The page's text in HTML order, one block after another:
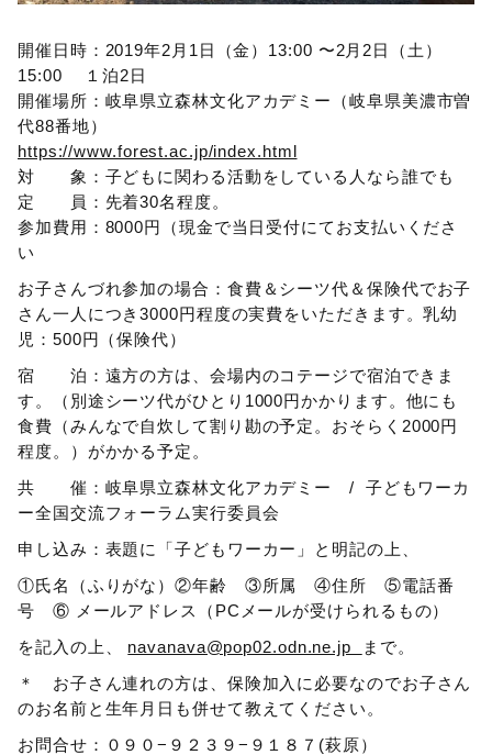
開催日時：2019年2月1日（金）13:00 〜2月2日（土）
15:00 １泊2日
開催場所：岐阜県立森林文化アカデミー（岐阜県美濃市曽
代88番地）
https://www.forest.ac.jp/index.html
対 象：子どもに関わる活動をしている人なら誰でも
定 員：先着30名程度。
参加費用：8000円（現金で当日受付にてお支払いくださ
い
お子さんづれ参加の場合：食費＆シーツ代＆保険代でお子
さん一人につき3000円程度の実費をいただきます。乳幼
児：500円（保険代）
宿 泊：遠方の方は、会場内のコテージで宿泊できま
す。（別途シーツ代がひとり1000円かかります。他にも
食費（みんなで自炊して割り勘の予定。おそらく2000円
程度。）がかかる予定。
共 催：岐阜県立森林文化アカデミー / 子どもワーカ
ー全国交流フォーラム実行委員会
申し込み：表題に「子どもワーカー」と明記の上、
①氏名（ふりがな）②年齢 ③所属 ④住所 ⑤電話番
号 ⑥ メールアドレス（PCメールが受けられるもの）
を記入の上、 navanava@pop02.odn.ne.jp
まで。
＊ お子さん連れの方は、保険加入に必要なのでお子さん
のお名前と生年月日も併せて教えてください。
お問合せ：０９０−９２３９−９１８７(萩原）